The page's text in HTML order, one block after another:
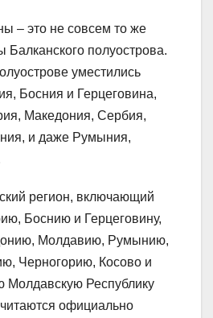
– это не совсем то же
Балканского полуострова.
уместились
Босния и Герцеговина,
Македония, Сербия,
и даже Румыния,
регион, включающий
Боснию и Герцеговину,
Молдавию, Румынию,
Черногорию, Косово и
Молдавскую Республику
официально